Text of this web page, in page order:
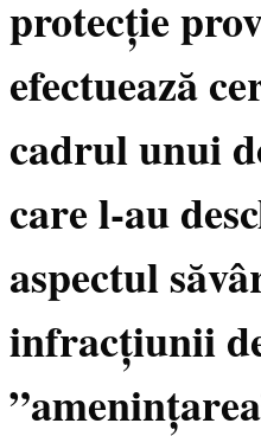
protecție
efectuează
cadrul unui
care l-au
aspectul
infracțiunii